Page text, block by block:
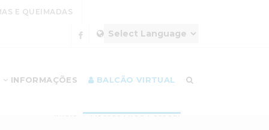
E QUEIMADAS
INFORMAÇÕES BALCÃO VIRTUAL
Acesso Área Pessoal